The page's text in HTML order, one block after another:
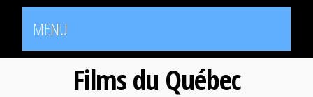
MENU
Films du Québec